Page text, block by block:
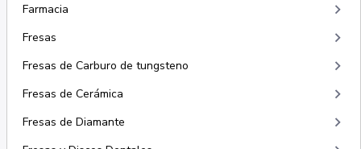
Farmacia
keyboard_arrow_right
Fresas keyboard_arrow_right
Fresas de Carburo de tungsteno keyboard_arrow_right
Fresas de Cerámica keyboard_arrow_right
Fresas de Diamante keyboard_arrow_right